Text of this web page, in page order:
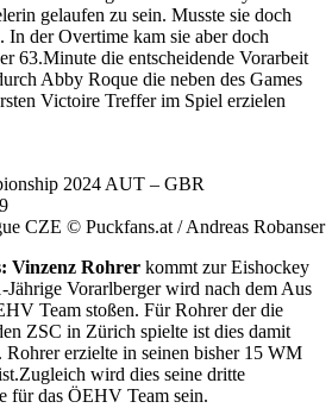
gelaufen zu sein. Musste sie doch
In der Overtime kam sie aber doch
63.Minute die entscheidende Vorarbeit
Abby Roque die neben des Games
Victoire Treffer im Spiel erzielen
2024 AUT – GBR
CZE © Puckfans.at / Andreas Robanser
Vinzenz Rohrer kommt zur Eishockey
Jährige Vorarlberger wird nach dem Aus
Team stoßen. Für Rohrer der die
ZSC in Zürich spielte ist dies damit
erzielte in seinen bisher 15 WM
wird dies seine dritte
für das ÖEHV Team sein.